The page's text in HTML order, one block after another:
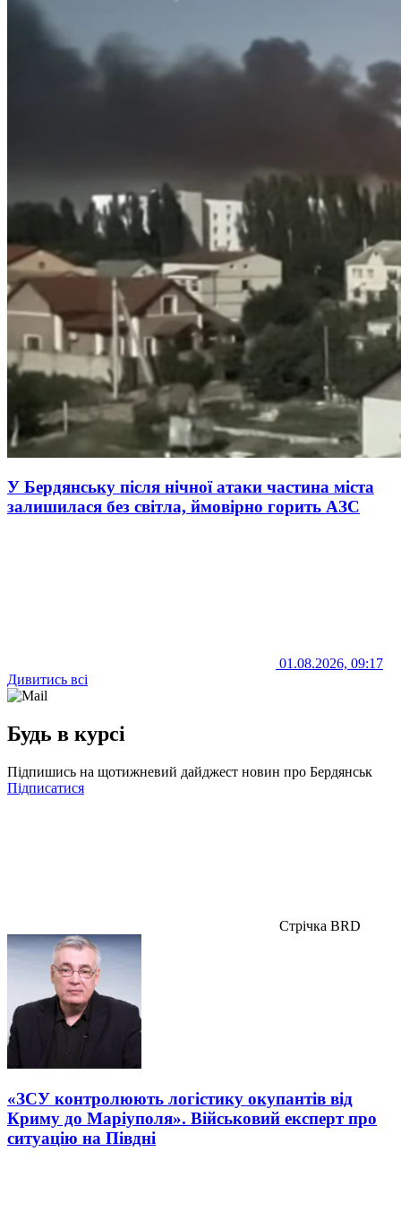
У Бердянську після нічної атаки частина міста
залишилася без світла, ймовірно горить АЗС
01.08.2026, 09:17
Дивитись всі
Будь в курсі
Підпишись на щотижневий дайджест новин про Бердянськ
Підписатися
Стрічка BRD
«ЗСУ контролюють логістику окупантів від
Криму до Маріуполя». Військовий експерт про
ситуацію на Півдні